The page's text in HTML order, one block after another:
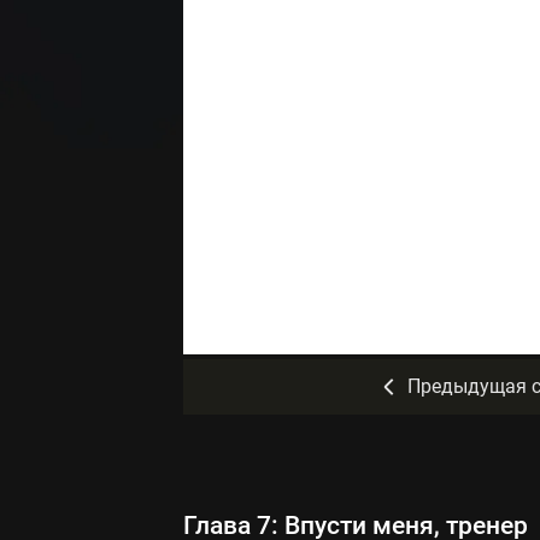
Предыдущая
Глава 7: Впусти меня, тренер